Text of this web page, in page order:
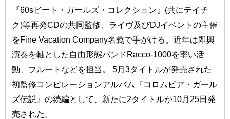
『60sビート・ガールズ・コレクション』(共にテイチ
ク)等再発CDの共同監修、ライヴ及びDJイベントの主催
をFine Vacation Company名義で手がける。近年は即興
演奏を軸とした自由形態バンドRacco-1000を率い活
動、フルートなどを担当。 5月3タイトルが発売された
初監修コンピレーションアルバム『コロムビア・ガール
ズ伝説』の続編として、新たに2タイトルが10月25日発
売された。